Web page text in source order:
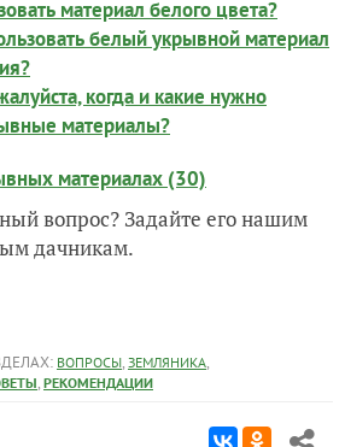
материал белого цвета?
белый укрывной материал
когда и какие нужно
материалы?
материалах (30)
вопрос? Задайте его нашим
дачникам.
ВОПРОСЫ, ЗЕМЛЯНИКА,
, РЕКОМЕНДАЦИИ